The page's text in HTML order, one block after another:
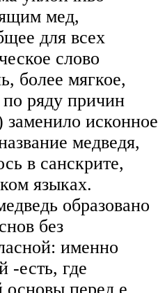
мед,
для всех
слово
более мягкое,
ряду причин
заменило исконное
медведя,
в санскрите,
языках.
образовано
без
именно
-есть, где